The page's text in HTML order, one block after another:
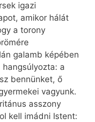
igazi
amikor hálát
a torony
galamb képében
a
bennünket, ő
vagyunk.
asszony
kell imádni Istent: